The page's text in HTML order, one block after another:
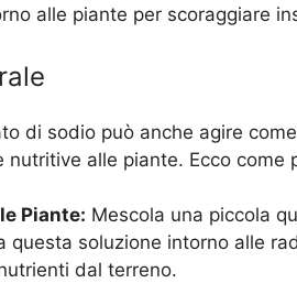
alle piante per scoraggiare
di sodio può anche agire
alle piante. Ecco come
Piante: Mescola una piccola
questa soluzione intorno alle
dal terreno.